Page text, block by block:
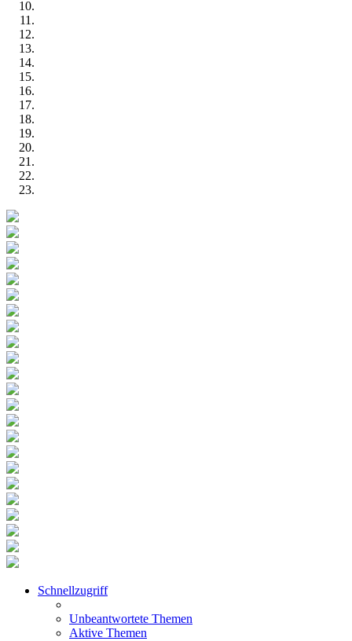
Schnellzugriff
Unbeantwortete Themen
Aktive Themen